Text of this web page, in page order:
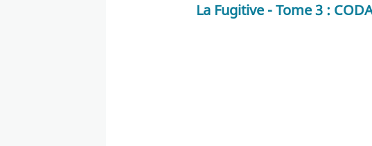
La Fugitive - Tome 3 :